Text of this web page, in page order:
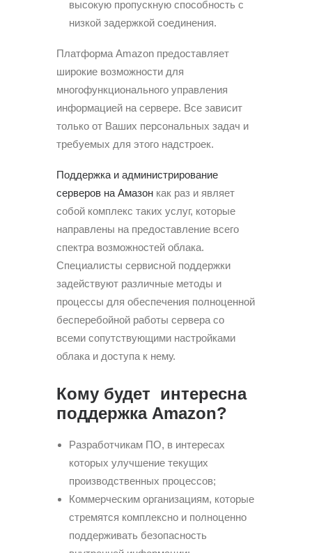
высокую пропускную способность с
низкой задержкой соединения.
Платформа Amazon предоставляет
широкие возможности для
многофункционального управления
информацией на сервере. Все зависит
только от Ваших персональных задач и
требуемых для этого надстроек.
Поддержка и администрирование
серверов на Амазон как раз и являет
собой комплекс таких услуг, которые
направлены на предоставление всего
спектра возможностей облака.
Специалисты сервисной поддержки
задействуют различные методы и
процессы для обеспечения полноценной
бесперебойной работы сервера со
всеми сопутствующими настройками
облака и доступа к нему.
Кому будет интересна
поддержка Amazon?
Разработчикам ПО, в интересах
которых улучшение текущих
производственных процессов;
Коммерческим организациям, которые
стремятся комплексно и полноценно
поддерживать безопасность